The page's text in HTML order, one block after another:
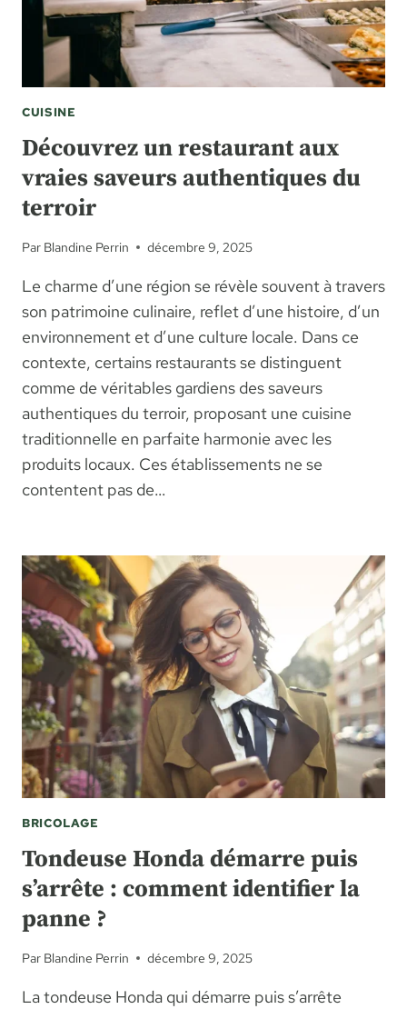
CUISINE
Découvrez un restaurant aux
vraies saveurs authentiques du
terroir
Par Blandine Perrin décembre 9, 2025
Le charme d’une région se révèle souvent à travers
son patrimoine culinaire, reflet d’une histoire, d’un
environnement et d’une culture locale. Dans ce
contexte, certains restaurants se distinguent
comme de véritables gardiens des saveurs
authentiques du terroir, proposant une cuisine
traditionnelle en parfaite harmonie avec les
produits locaux. Ces établissements ne se
contentent pas de…
BRICOLAGE
Tondeuse Honda démarre puis
s’arrête : comment identifier la
panne ?
Par Blandine Perrin décembre 9, 2025
La tondeuse Honda qui démarre puis s’arrête